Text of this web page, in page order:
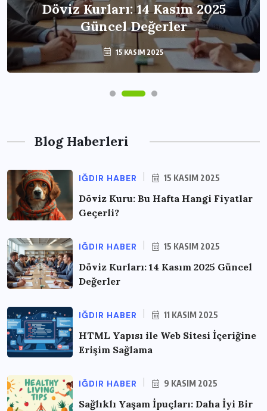
Döviz Kurları: 14 Kasım 2025
Güncel Değerler
15 KASIM 2025
Blog Haberleri
IĞDIR HABER 15 KASIM 2025
Döviz Kuru: Bu Hafta Hangi Fiyatlar
Geçerli?
IĞDIR HABER 15 KASIM 2025
Döviz Kurları: 14 Kasım 2025 Güncel
Değerler
IĞDIR HABER 11 KASIM 2025
HTML Yapısı ile Web Sitesi İçeriğine
Erişim Sağlama
IĞDIR HABER 9 KASIM 2025
Sağlıklı Yaşam İpuçları: Daha İyi Bir